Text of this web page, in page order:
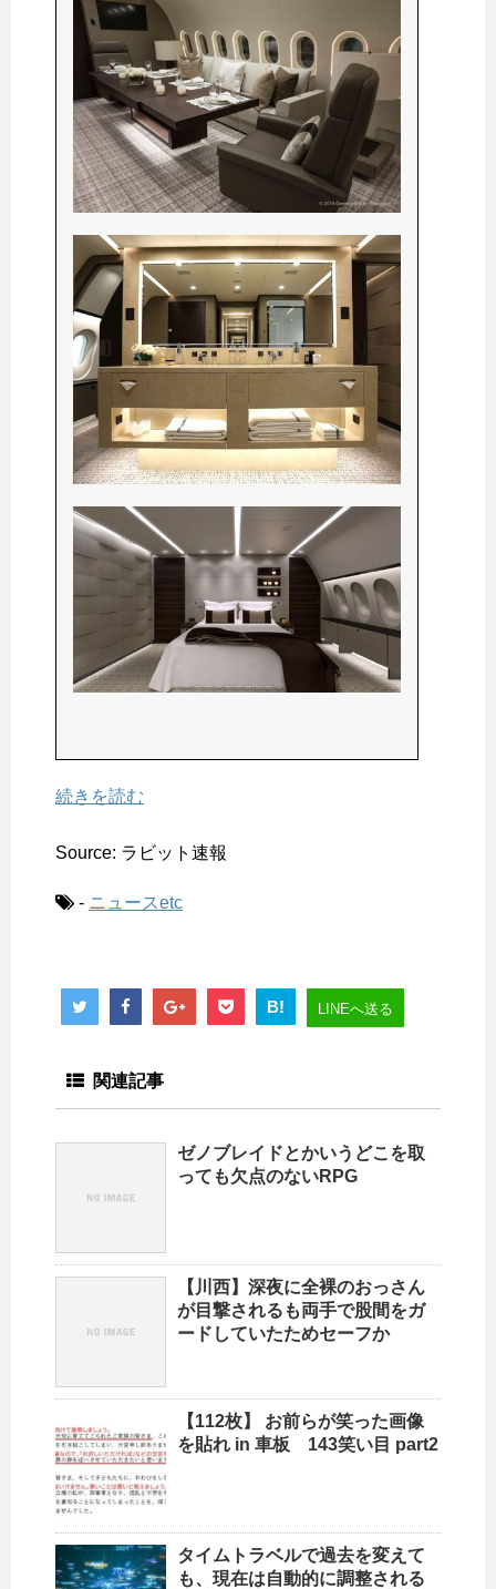
続きを読む
Source: ラビット速報
- ニュースetc
B! LINEへ送る
関連記事
ゼノブレイドとかいうどこを取
っても欠点のないRPG
【川西】深夜に全裸のおっさん
が目撃されるも両手で股間をガ
ードしていたためセーフか
【112枚】 お前らが笑った画像
を貼れ in 車板 143笑い目 part2
タイムトラベルで過去を変えて
も、現在は自動的に調整される